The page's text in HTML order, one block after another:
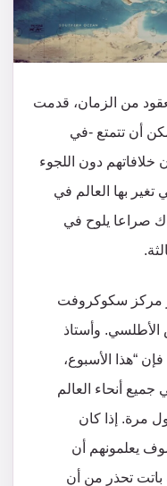
من الزمان، قدمت
أن تتمتع -في
خلافاتهم دون اللجوء
تغير بها العالم في
صراعا يلوح في
مركز سكوكروفت
الأطلسي. وأستاذ
“هذا الأسبوع،
أنحاء العالم
مرة. إذا كان
يعلمونهم أن
باتت تحذر من أن